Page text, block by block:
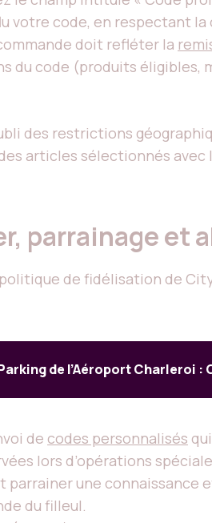
votre code, en respectant la
doit refléter la
du code (produits
des restrictions
articles sélectionnés
parrainage et
de fidélisation de
de l’Aéroport Charleroi
de codes personnalisés
lors d’opérations
une connaissance
du filleul.